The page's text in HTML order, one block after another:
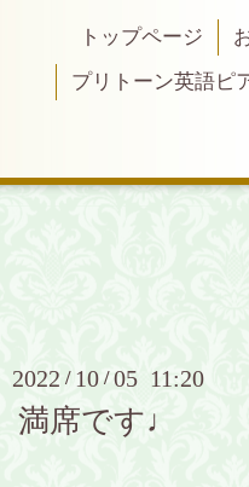
トップページ
プリトーン英語ピ
2022 / 10 /05 11:20
満席です♩